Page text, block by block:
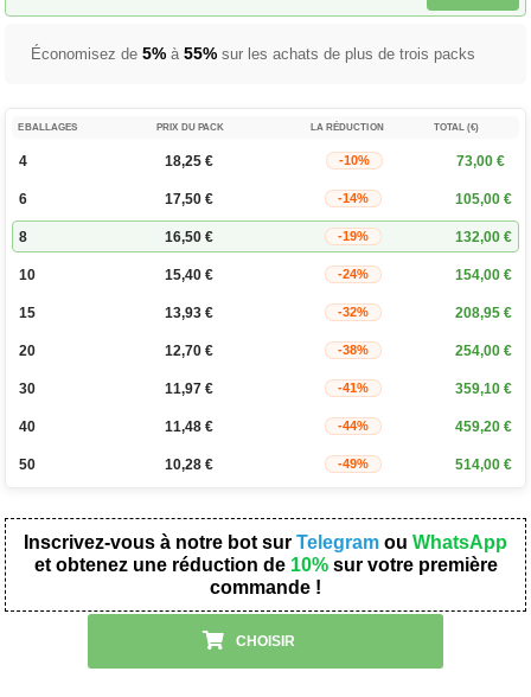
Économisez de5%à55%sur les achats de plus de trois packs
EBALLAGES PRIX DU PACK LA RÉDUCTION TOTAL (€)
4 18,25€ -10% 73,00 €
6 17,50 € -14% 105,00 €
8 16,50 € -19% 132,00 €
10 15,40 € -24% 154,00 €
15 13,93 € -32% 208,95 €
20 12,70 € -38% 254,00 €
30 11,97 € -41% 359,10 €
40 11,48 € -44% 459,20 €
50 10,28 € -49% 514,00 €
Inscrivez-vous à notre bot sur Telegram ou WhatsApp
et obtenez une réduction de 10%sur votre première
commande !
CHOISIR